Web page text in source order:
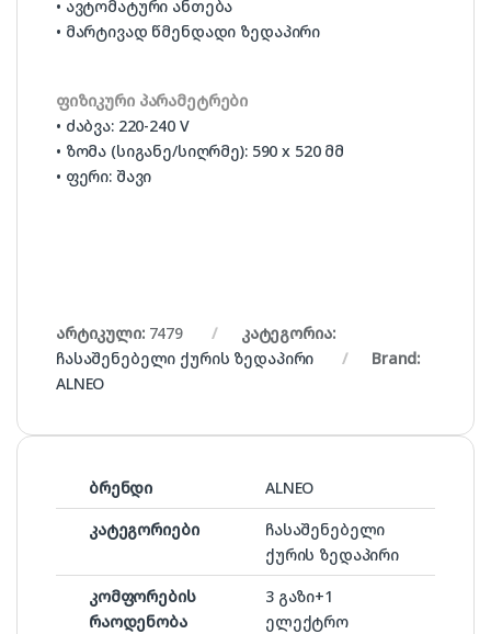
• ავტომატური ანთება
• მარტივად წმენდადი ზედაპირი
ფიზიკური პარამეტრები
• ძაბვა: 220-240 V
• ზომა (სიგანე/სიღრმე): 590 x 520 მმ
• ფერი: შავი
არტიკული: 7479
კატეგორია:
ჩასაშენებელი ქურის ზედაპირი
Brand:
ALNEO
ბრენდი
ALNEO
კატეგორიები
ჩასაშენებელი
ქურის ზედაპირი
კომფორების
რაოდენობა
3 გაზი+1
ელექტრო